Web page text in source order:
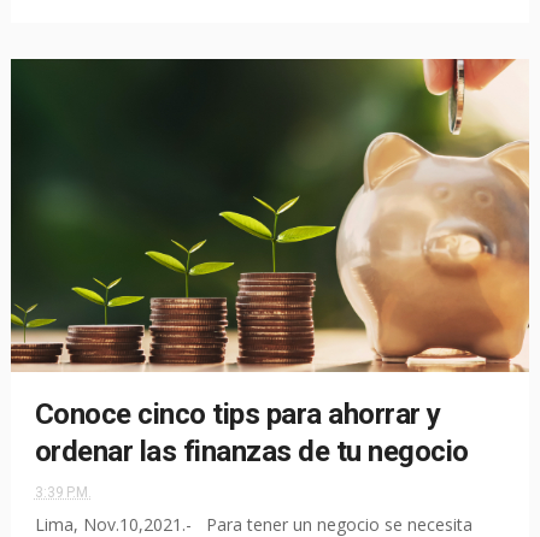
Conoce cinco tips para ahorrar y
ordenar las finanzas de tu negocio
3:39 P.M.
Lima, Nov.10,2021.- Para tener un negocio se necesita